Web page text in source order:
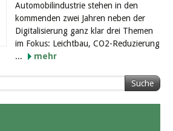
Automobilindustrie stehen in den
kommenden zwei Jahren neben der
Digitalisierung ganz klar drei Themen
im Fokus: Leichtbau, CO2-Reduzierung
...
mehr
Suche